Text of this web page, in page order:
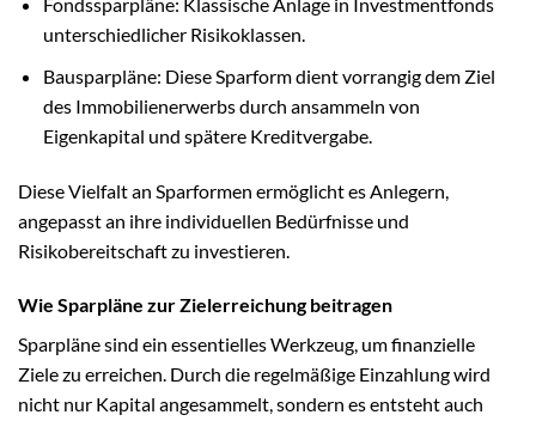
unterschiedlicher Risikoklassen.
Bausparpläne: Diese Sparform dient vorrangig dem Ziel
des Immobilienerwerbs durch ansammeln von
Eigenkapital und spätere Kreditvergabe.
Diese Vielfalt an Sparformen ermöglicht es Anlegern,
angepasst an ihre individuellen Bedürfnisse und
Risikobereitschaft zu investieren.
Wie Sparpläne zur Zielerreichung beitragen
Sparpläne sind ein essentielles Werkzeug, um finanzielle
Ziele zu erreichen. Durch die regelmäßige Einzahlung wird
nicht nur Kapital angesammelt, sondern es entsteht auch